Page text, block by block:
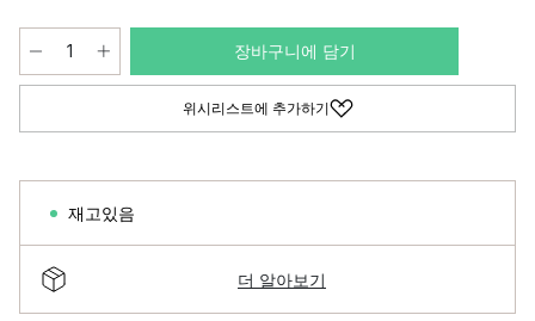
장바구니에 담기
위시리스트에 추가하기
재고있음
더 알아보기